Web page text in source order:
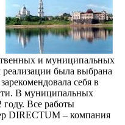
и муниципальных
была выбрана
себя в
В муниципальных
году. Все работы
DIRECTUM – компания